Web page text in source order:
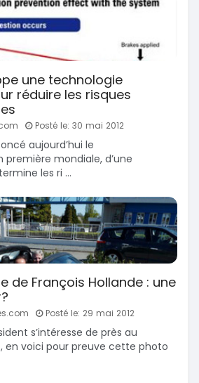
une technologie
réduire les risques
Posté le: 30 mai 2012
aujourd’hui le
mondiale, d’une
les ri ...
de François Hollande : une
Posté le: 29 mai 2012
s’intéresse de près au
en voici pour preuve cette photo